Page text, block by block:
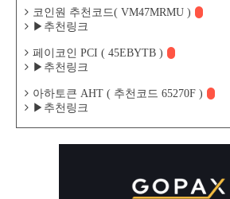
코인원 추천코드( VM47MRMU )
▶추천링크
페이코인 PCI ( 45EBYTB )
▶추천링크
아하토큰 AHT ( 추천코드 65270F )
▶추천링크